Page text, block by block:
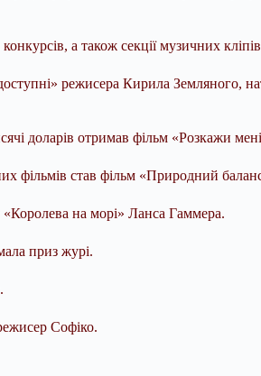
а також секції музичних
режисера Кирила Земляного,
доларів отримав фільм «Розкажи
фільмів став фільм «Природний
на морі» Ланса Гаммера.
приз журі.
Софіко.